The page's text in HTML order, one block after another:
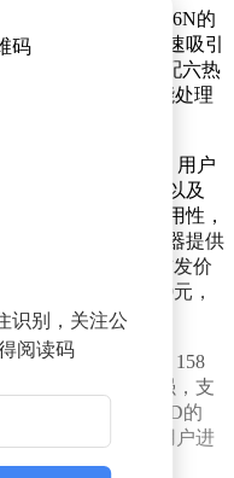
了一款名为鲲鹏CL6N的
亲民的价格，迅速吸引
用双塔双风扇搭配六热
够轻松应对高性能处理
的磁吸数显屏幕。用户
和显卡的温度，以及
升了散热器的实用性，
价格方面，该散热器提供
定价为189元，首发价
元，首发价为139元，
尺寸为120 x 118 x 158
具设计兼容性极强，支
平台，以及AMD的
理器型号，方便用户进
识别，关注公
阅读码